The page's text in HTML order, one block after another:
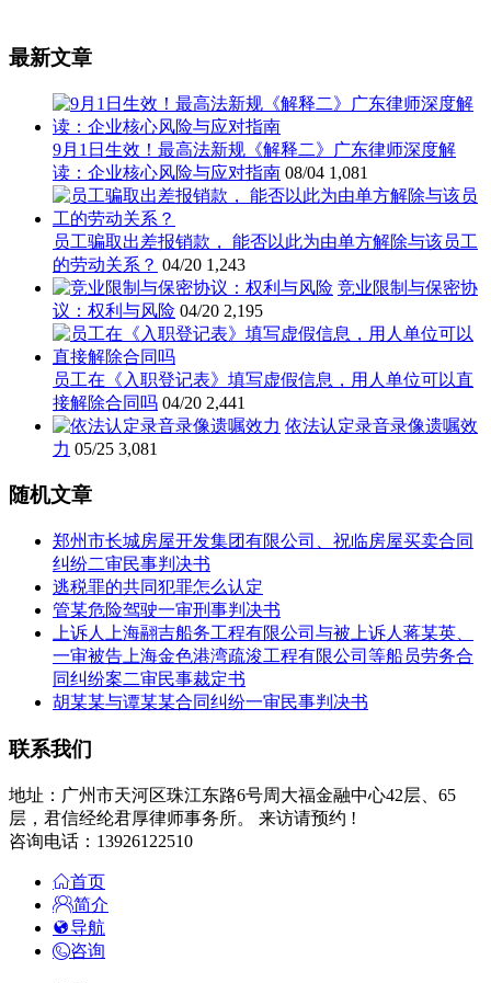
最新文章
9月1日生效！最高法新规《解释二》广东律师深度解
读：企业核心风险与应对指南 08/04 1,081
员工骗取出差报销款， 能否以此为由单方解除与该员工
的劳动关系？ 04/20 1,243
竞业限制与保密协
议：权利与风险 04/20 2,195
员工在《入职登记表》填写虚假信息，用人单位可以直
接解除合同吗 04/20 2,441
依法认定录音录像遗嘱效
力 05/25 3,081
随机文章
郑州市长城房屋开发集团有限公司、祝临房屋买卖合同
纠纷二审民事判决书
逃税罪的共同犯罪怎么认定
管某危险驾驶一审刑事判决书
上诉人上海翮吉船务工程有限公司与被上诉人蒋某英、
一审被告上海金色港湾疏浚工程有限公司等船员劳务合
同纠纷案二审民事裁定书
胡某某与谭某某合同纠纷一审民事判决书
联系我们
地址：广州市天河区珠江东路6号周大福金融中心42层、65
层，君信经纶君厚律师事务所。 来访请预约 !
咨询电话：13926122510
首页
简介
导航
咨询